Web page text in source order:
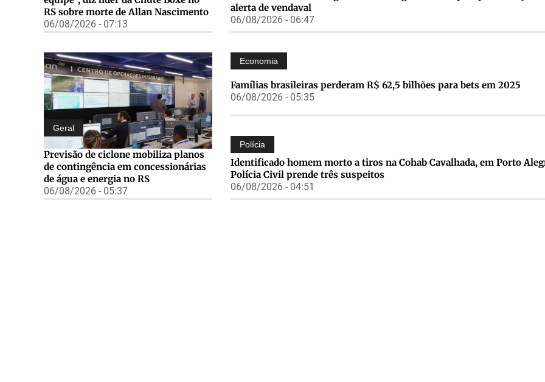
RS sobre morte de Allan Nascimento
06/08/2026 - 07:13
alerta de vendaval
06/08/2026 - 06:47
Geral
Previsão de ciclone mobiliza planos
de contingência em concessionárias
de água e energia no RS
06/08/2026 - 05:37
Economia
Famílias brasileiras perderam R$ 62,5 bilhões para bets em 2025
06/08/2026 - 05:35
Polícia
Identificado homem morto a tiros na Cohab Cavalhada, em Porto
Polícia Civil prende três suspeitos
06/08/2026 - 04:51